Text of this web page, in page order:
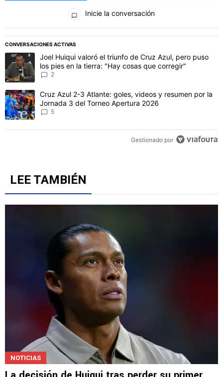
Todos los comentarios
Inicie la conversación
CONVERSACIONES ACTIVAS
Este listado muestra los artículos con más comentarios en los
Un artículo de tendencia con el título "Joel Huiqui valoró el triunfo
Joel Huiqui valoró el triunfo de Cruz Azul, pero puso
los pies en la tierra: "Hay cosas que corregir"
Un artículo de tendencia con el título "Cruz Azul 2-3 Atlante:
Cruz Azul 2-3 Atlante: goles, videos y resumen por la
LEE TAMBIÉN